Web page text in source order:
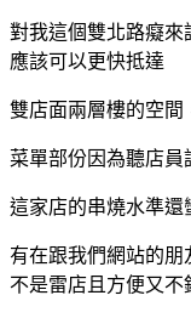
對我這個雙北路癡來
應該可以更快抵達
雙店面兩層樓的空間
菜單部份因為聽店員
這家店的串燒水準還
有在跟我們網站的
不是雷店且方便又不